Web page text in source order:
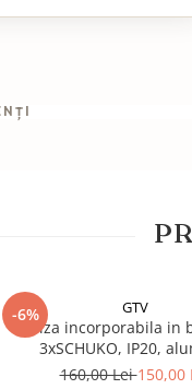
-6% GTV
Priza incorporabila in
3xSCHUKO, IP20,
160,00 Lei150,00